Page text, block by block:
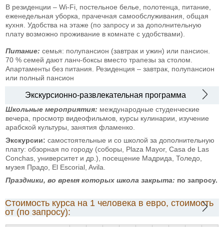
В резиденции – Wi-Fi, постельное белье, полотенца, питание,
еженедельная уборка, прачечная самообслуживания, общая
кухня. Удобства на этаже (по запросу и за дополнительную
плату возможно проживание в комнате с удобствами).
Питание: семья: полупансион (завтрак и ужин) или пансион.
70 % семей дают ланч-боксы вместо трапезы за столом.
Апартаменты без питания. Резиденция – завтрак, полупансион
или полный пансион
Экскурсионно-развлекательная программа
Школьные мероприятия: международные студенческие
вечера, просмотр видеофильмов, курсы кулинарии, изучение
арабской культуры, занятия фламенко.
Экскурсии: самостоятельные и со школой за дополнительную
плату: обзорная по городу (соборы, Plaza Mayor, Casa de Las
Conchas, университет и др.), посещение Мадрида, Толедо,
музея Прадо, El Escorial, Avila.
Праздники, во время которых школа закрыта: по запросу.
Стоимость курса на 1 человека в евро, стоимость
от (по запросу):